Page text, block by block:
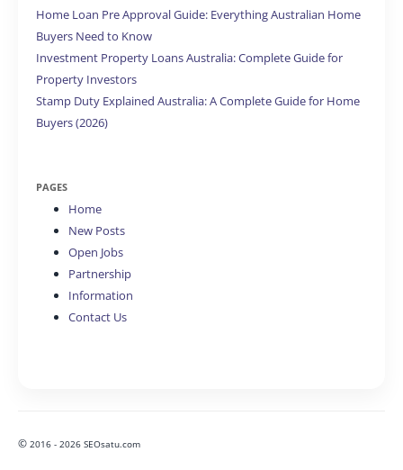
Home Loan Pre Approval Guide: Everything Australian Home
Buyers Need to Know
Investment Property Loans Australia: Complete Guide for
Property Investors
Stamp Duty Explained Australia: A Complete Guide for Home
Buyers (2026)
PAGES
Home
New Posts
Open Jobs
Partnership
Information
Contact Us
© 2016 - 2026 SEOsatu.com